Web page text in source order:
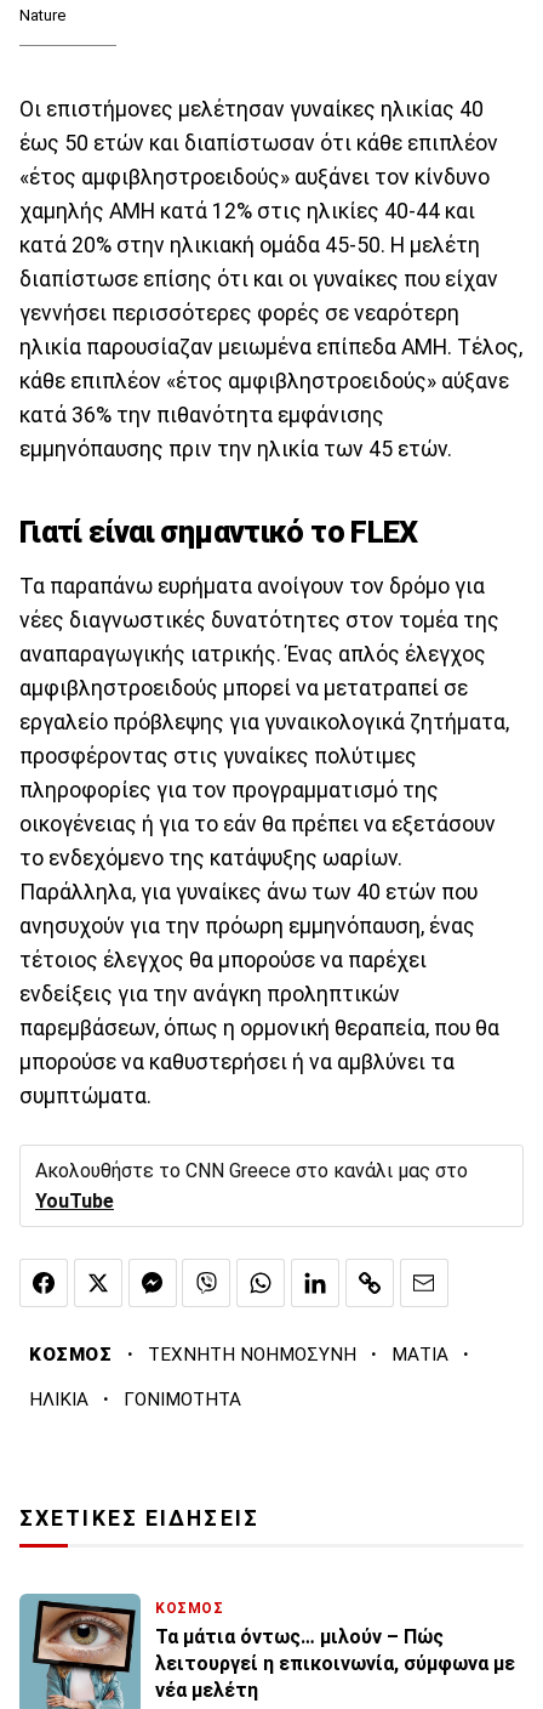
Nature
Οι επιστήμονες μελέτησαν γυναίκες ηλικίας 40
έως 50 ετών και διαπίστωσαν ότι κάθε επιπλέον
«έτος αμφιβληστροειδούς» αυξάνει τον κίνδυνο
χαμηλής AMH κατά 12% στις ηλικίες 40-44 και
κατά 20% στην ηλικιακή ομάδα 45-50. Η μελέτη
διαπίστωσε επίσης ότι και οι γυναίκες που είχαν
γεννήσει περισσότερες φορές σε νεαρότερη
ηλικία παρουσίαζαν μειωμένα επίπεδα AMH. Τέλος,
κάθε επιπλέον «έτος αμφιβληστροειδούς» αύξανε
κατά 36% την πιθανότητα εμφάνισης
εμμηνόπαυσης πριν την ηλικία των 45 ετών.
Γιατί είναι σημαντικό το FLEX
Τα παραπάνω ευρήματα ανοίγουν τον δρόμο για
νέες διαγνωστικές δυνατότητες στον τομέα της
αναπαραγωγικής ιατρικής. Ένας απλός έλεγχος
αμφιβληστροειδούς μπορεί να μετατραπεί σε
εργαλείο πρόβλεψης για γυναικολογικά ζητήματα,
προσφέροντας στις γυναίκες πολύτιμες
πληροφορίες για τον προγραμματισμό της
οικογένειας ή για το εάν θα πρέπει να εξετάσουν
το ενδεχόμενο της κατάψυξης ωαρίων.
Παράλληλα, για γυναίκες άνω των 40 ετών που
ανησυχούν για την πρόωρη εμμηνόπαυση, ένας
τέτοιος έλεγχος θα μπορούσε να παρέχει
ενδείξεις για την ανάγκη προληπτικών
παρεμβάσεων, όπως η ορμονική θεραπεία, που θα
μπορούσε να καθυστερήσει ή να αμβλύνει τα
συμπτώματα.
Ακολουθήστε το CNN Greece στο κανάλι μας στο
YouTube
ΚΟΣΜΟΣ · ΤΕΧΝΗΤΗ ΝΟΗΜΟΣΥΝΗ · ΜΑΤΙΑ ·
ΗΛΙΚΙΑ · ΓΟΝΙΜΟΤΗΤΑ
ΣΧΕΤΙΚΕΣ ΕΙΔΗΣΕΙΣ
ΚΟΣΜΟΣ
Τα μάτια όντως… μιλούν – Πώς
λειτουργεί η επικοινωνία, σύμφωνα με
νέα μελέτη